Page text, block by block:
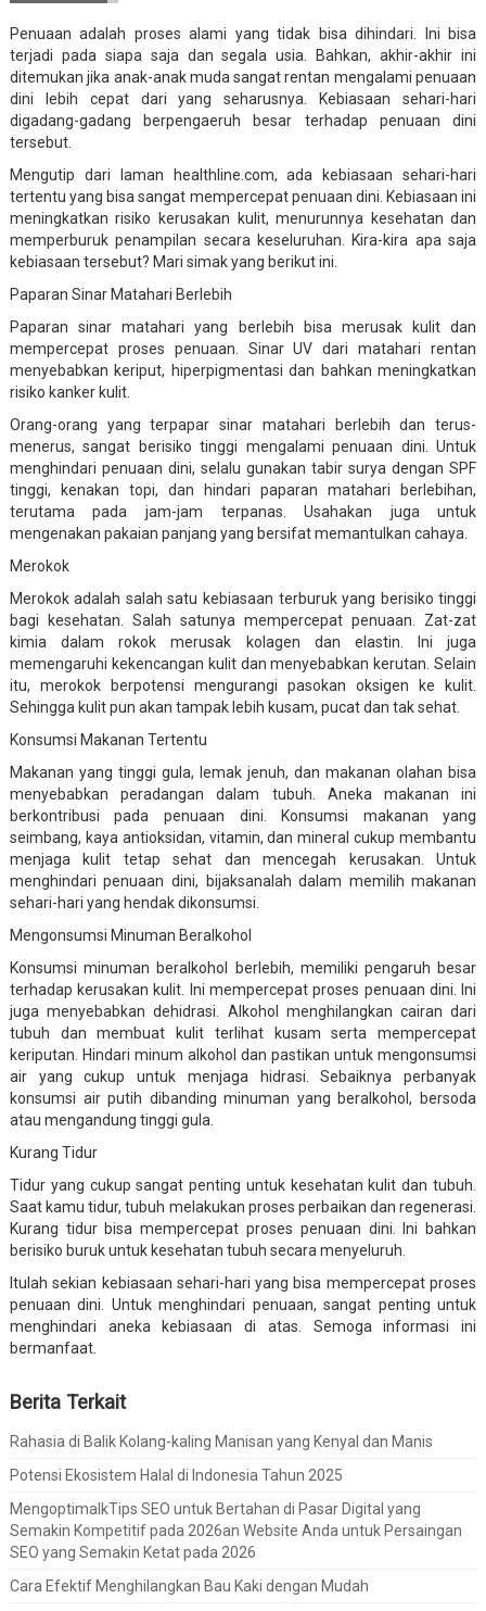
Penuaan adalah proses alami yang tidak bisa dihindari. Ini bisa
terjadi pada siapa saja dan segala usia. Bahkan, akhir-akhir ini
ditemukan jika anak-anak muda sangat rentan mengalami penuaan
dini lebih cepat dari yang seharusnya. Kebiasaan sehari-hari
digadang-gadang berpengaeruh besar terhadap penuaan dini
tersebut.
Mengutip dari laman healthline.com, ada kebiasaan sehari-hari
tertentu yang bisa sangat mempercepat penuaan dini. Kebiasaan ini
meningkatkan risiko kerusakan kulit, menurunnya kesehatan dan
memperburuk penampilan secara keseluruhan. Kira-kira apa saja
kebiasaan tersebut? Mari simak yang berikut ini.
Paparan Sinar Matahari Berlebih
Paparan sinar matahari yang berlebih bisa merusak kulit dan
mempercepat proses penuaan. Sinar UV dari matahari rentan
menyebabkan keriput, hiperpigmentasi dan bahkan meningkatkan
risiko kanker kulit.
Orang-orang yang terpapar sinar matahari berlebih dan terus-
menerus, sangat berisiko tinggi mengalami penuaan dini. Untuk
menghindari penuaan dini, selalu gunakan tabir surya dengan SPF
tinggi, kenakan topi, dan hindari paparan matahari berlebihan,
terutama pada jam-jam terpanas. Usahakan juga untuk
mengenakan pakaian panjang yang bersifat memantulkan cahaya.
Merokok
Merokok adalah salah satu kebiasaan terburuk yang berisiko tinggi
bagi kesehatan. Salah satunya mempercepat penuaan. Zat-zat
kimia dalam rokok merusak kolagen dan elastin. Ini juga
memengaruhi kekencangan kulit dan menyebabkan kerutan. Selain
itu, merokok berpotensi mengurangi pasokan oksigen ke kulit.
Sehingga kulit pun akan tampak lebih kusam, pucat dan tak sehat.
Konsumsi Makanan Tertentu
Makanan yang tinggi gula, lemak jenuh, dan makanan olahan bisa
menyebabkan peradangan dalam tubuh. Aneka makanan ini
berkontribusi pada penuaan dini. Konsumsi makanan yang
seimbang, kaya antioksidan, vitamin, dan mineral cukup membantu
menjaga kulit tetap sehat dan mencegah kerusakan. Untuk
menghindari penuaan dini, bijaksanalah dalam memilih makanan
sehari-hari yang hendak dikonsumsi.
Mengonsumsi Minuman Beralkohol
Konsumsi minuman beralkohol berlebih, memiliki pengaruh besar
terhadap kerusakan kulit. Ini mempercepat proses penuaan dini. Ini
juga menyebabkan dehidrasi. Alkohol menghilangkan cairan dari
tubuh dan membuat kulit terlihat kusam serta mempercepat
keriputan. Hindari minum alkohol dan pastikan untuk mengonsumsi
air yang cukup untuk menjaga hidrasi. Sebaiknya perbanyak
konsumsi air putih dibanding minuman yang beralkohol, bersoda
atau mengandung tinggi gula.
Kurang Tidur
Tidur yang cukup sangat penting untuk kesehatan kulit dan tubuh.
Saat kamu tidur, tubuh melakukan proses perbaikan dan regenerasi.
Kurang tidur bisa mempercepat proses penuaan dini. Ini bahkan
berisiko buruk untuk kesehatan tubuh secara menyeluruh.
Itulah sekian kebiasaan sehari-hari yang bisa mempercepat proses
penuaan dini. Untuk menghindari penuaan, sangat penting untuk
menghindari aneka kebiasaan di atas. Semoga informasi ini
bermanfaat.
Berita Terkait
Rahasia di Balik Kolang-kaling Manisan yang Kenyal dan Manis
Potensi Ekosistem Halal di Indonesia Tahun 2025
MengoptimalkTips SEO untuk Bertahan di Pasar Digital yang
Semakin Kompetitif pada 2026an Website Anda untuk Persaingan
SEO yang Semakin Ketat pada 2026
Cara Efektif Menghilangkan Bau Kaki dengan Mudah